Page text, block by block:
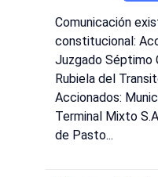
Comunicación
constitucional:
Juzgado Séptimo
Rubiela del
Accionados:
Terminal Mixto
de Pasto...